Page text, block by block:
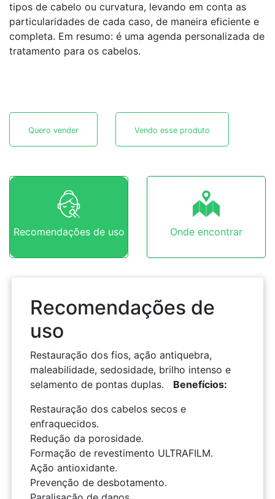
tipos de cabelo ou curvatura, levando em conta as
particularidades de cada caso, de maneira eficiente e
completa. Em resumo: é uma agenda personalizada de
tratamento para os cabelos.
Quero vender Vendo esse produto
Recomendações de uso Onde encontrar
Recomendações de
uso
Restauração dos fios, ação antiquebra,
maleabilidade, sedosidade, brilho intenso e
selamento de pontas duplas. Benefícios:
Restauração dos cabelos secos e
enfraquecidos.
Redução da porosidade.
Formação de revestimento ULTRAFILM.
Ação antioxidante.
Prevenção de desbotamento.